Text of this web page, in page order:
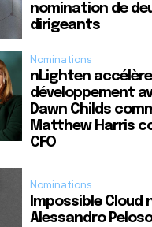
nomination de
dirigeants
Nominations
nLighten
développement
Dawn Childs
Matthew Harris
CFO
Nominations
Impossible Cloud
Alessandro